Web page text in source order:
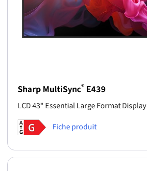
Sharp MultiSync® E439
LCD 43" Essential Large Format Display
Fiche produit